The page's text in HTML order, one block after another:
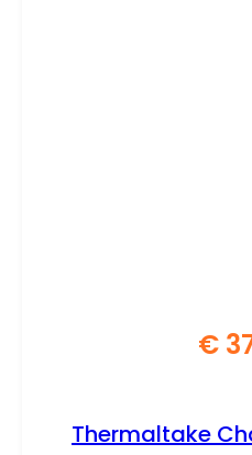
€
Thermaltake